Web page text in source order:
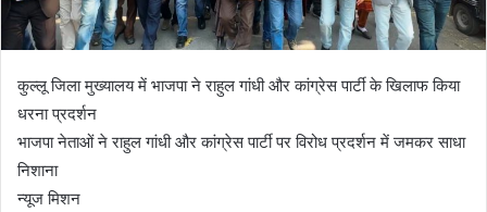
कुल्लू जिला मुख्यालय में भाजपा ने राहुल गांधी और कांग्रेस पार्टी के खिलाफ किया
धरना प्रदर्शन
भाजपा नेताओं ने राहुल गांधी और कांग्रेस पार्टी पर विरोध प्रदर्शन में जमकर साधा
निशाना
न्यूज मिशन